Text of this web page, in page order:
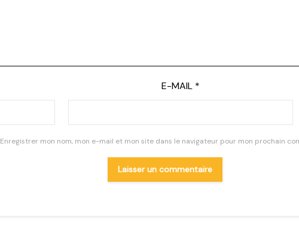
E-MAIL *
Enregistrer mon nom, mon e-mail et mon site dans le navigateur pour mon prochain